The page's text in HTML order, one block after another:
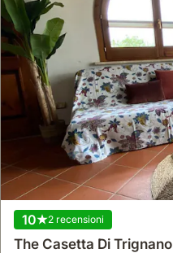
10 2 recensioni
The Casetta Di Trignano